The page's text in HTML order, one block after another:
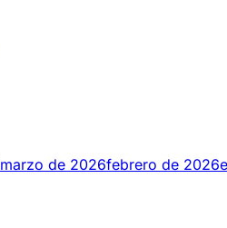
marzo de 2026febrero de 2026